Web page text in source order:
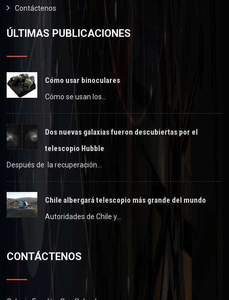
Contáctenos
ÚLTIMAS PUBLICACIONES
Cómo usar binoculares
Cómo se usan los…
Dos nuevas galaxias fueron descubiertas por el
telescopio Hubble
Después de la recuperación…
Chile albergará telescopio más grande del mundo
Autoridades de Chile y…
CONTÁCTENOS